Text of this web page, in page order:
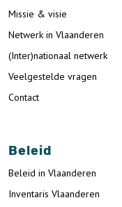
Missie & visie
Netwerk in Vlaanderen
(Inter)nationaal netwerk
Veelgestelde vragen
Contact
Beleid
Beleid in Vlaanderen
Inventaris Vlaanderen